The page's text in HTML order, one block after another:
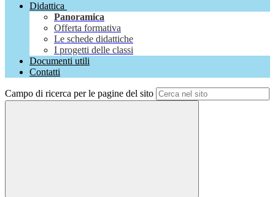
Didattica
Panoramica
Offerta formativa
Le schede didattiche
I progetti delle classi
Documenti utili
Contatti
Campo di ricerca per le pagine del sito